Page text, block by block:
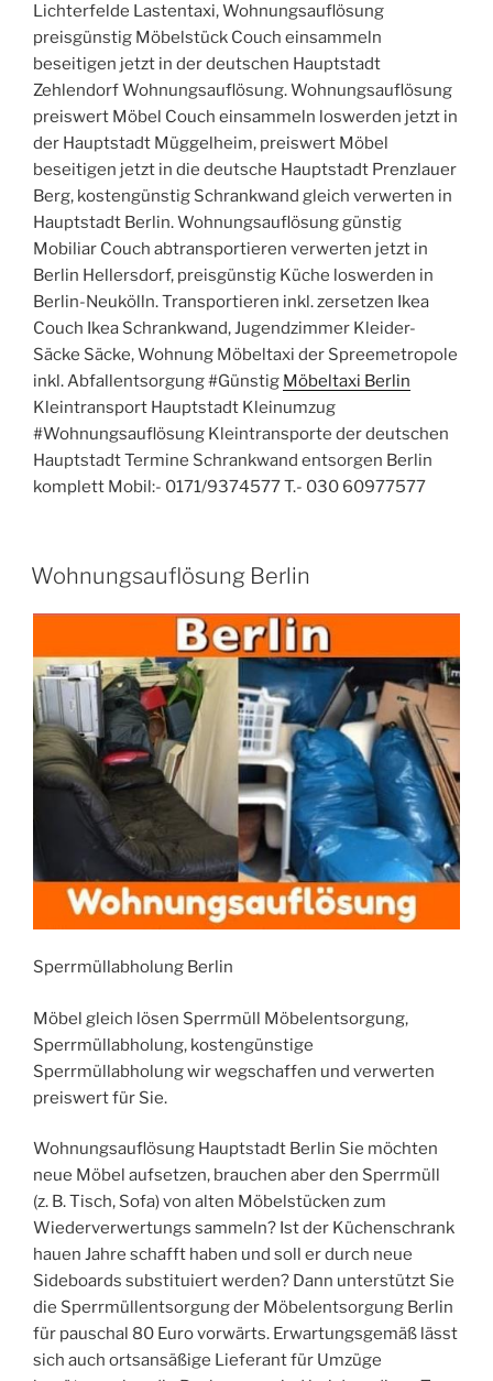
Lichterfelde Lastentaxi, Wohnungsauflösung
preisgünstig Möbelstück Couch einsammeln
beseitigen jetzt in der deutschen Hauptstadt
Zehlendorf Wohnungsauflösung. Wohnungsauflösung
preiswert Möbel Couch einsammeln loswerden jetzt in
der Hauptstadt Müggelheim, preiswert Möbel
beseitigen jetzt in die deutsche Hauptstadt Prenzlauer
Berg, kostengünstig Schrankwand gleich verwerten in
Hauptstadt Berlin. Wohnungsauflösung günstig
Mobiliar Couch abtransportieren verwerten jetzt in
Berlin Hellersdorf, preisgünstig Küche loswerden in
Berlin-Neukölln. Transportieren inkl. zersetzen Ikea
Couch Ikea Schrankwand, Jugendzimmer Kleider-
Säcke Säcke, Wohnung Möbeltaxi der Spreemetropole
inkl. Abfallentsorgung #Günstig Möbeltaxi Berlin
Kleintransport Hauptstadt Kleinumzug
#Wohnungsauflösung Kleintransporte der deutschen
Hauptstadt Termine Schrankwand entsorgen Berlin
komplett Mobil:- 0171/9374577 T.- 030 60977577
VERÖFFENTLICHT
AM
Wohnungsauflösung Berlin
Sperrmüllabholung Berlin
Möbel gleich lösen Sperrmüll Möbelentsorgung,
Sperrmüllabholung, kostengünstige
Sperrmüllabholung wir wegschaffen und verwerten
preiswert für Sie.
Wohnungsauflösung Hauptstadt Berlin Sie möchten
neue Möbel aufsetzen, brauchen aber den Sperrmüll
(z. B. Tisch, Sofa) von alten Möbelstücken zum
Wiederverwertungs sammeln? Ist der Küchenschrank
hauen Jahre schafft haben und soll er durch neue
Sideboards substituiert werden? Dann unterstützt Sie
die Sperrmüllentsorgung der Möbelentsorgung Berlin
für pauschal 80 Euro vorwärts. Erwartungsgemäß lässt
sich auch ortsansäßige Lieferant für Umzüge